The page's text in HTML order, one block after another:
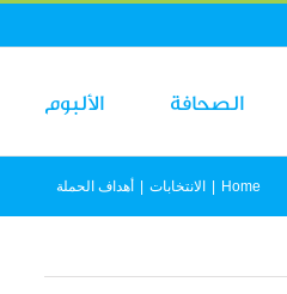
الألبوم الصحافة
Home الانتخابات أهداف الحملة